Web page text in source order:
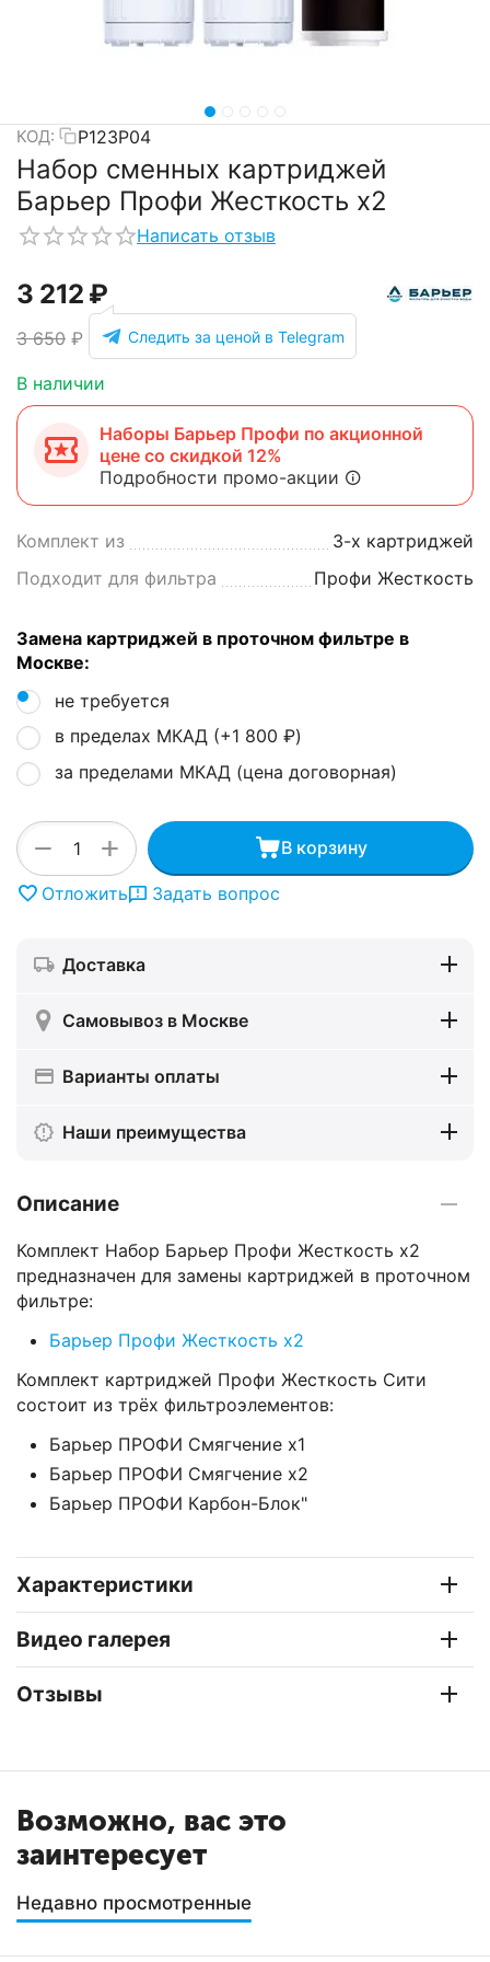
КОД: Р123Р04
Набор сменных картриджей
Барьер Профи Жесткость х2
Написать отзыв
3 212 ₽
3 650 ₽ Следить за ценой в Telegram
В наличии
Наборы Барьер Профи по акционной
цене со скидкой 12%
Подробности промо-акции
Комплект из
3-х картриджей
Подходит для фильтра
Профи Жесткость
Замена картриджей в проточном фильтре в
Москве:
не требуется
в пределах МКАД (+1 800 ₽)
за пределами МКАД (цена договорная)
+
− В корзину
Отложить Задать вопрос
Доставка
Самовывоз в Москве
Варианты оплаты
Наши преимущества
Описание
Комплект Набор Барьер Профи Жесткость х2
предназначен для замены картриджей в проточном
фильтре:
Барьер Профи Жесткость х2
Комплект картриджей Профи Жесткость Сити
состоит из трёх фильтроэлементов:
Барьер ПРОФИ Смягчение х1
Барьер ПРОФИ Смягчение х2
Барьер ПРОФИ Карбон-Блок"
Характеристики
Видео галерея
Отзывы
Возможно, вас это
заинтересует
Недавно просмотренные